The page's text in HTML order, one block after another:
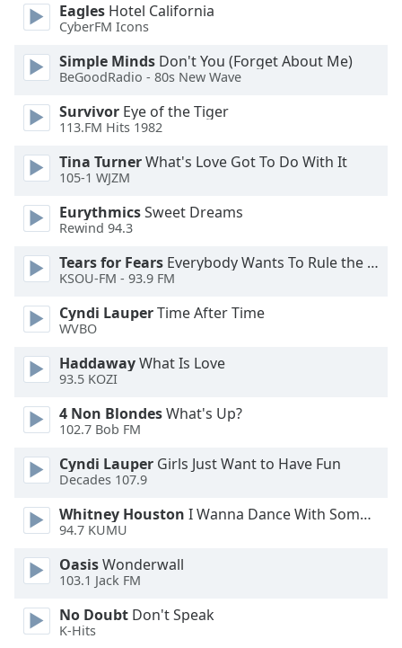
Beginning
dialog
window.
cancel
and
close
window.
Text
Color
Opacity
Text
Background
Color
Opacity
Caption
Background
Color
Opacity
Eagles Hotel California
CyberFM Icons
Simple Minds Don't You (Forget About Me)
BeGoodRadio - 80s New Wave
Survivor Eye of the Tiger
113.FM Hits 1982
Tina TurnerWhat's Love Got To Do With It
105-1 WJZM
EurythmicsSweet Dreams
Rewind 94.3
Tears for Fears Everybody Wants To Rule the World
KSOU-FM - 93.9 FM
Cyndi LauperTime After Time
WVBO
HaddawayWhat Is Love
93.5 KOZI
4 Non BlondesWhat's Up?
102.7 Bob FM
Cyndi Lauper Girls Just Want to Have Fun
Decades 107.9
Whitney Houston I Wanna Dance With Somebody
94.7 KUMU
OasisWonderwall
103.1 Jack FM
No Doubt Don't Speak
K-Hits